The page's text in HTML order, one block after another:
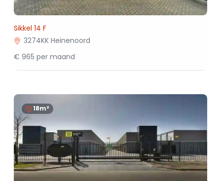
Sikkel 14 F
3274KK Heinenoord
€ 965 per maand
18m²